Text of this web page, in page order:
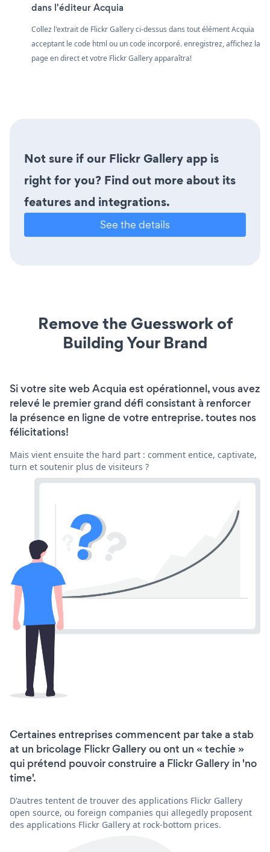
dans l'éditeur Acquia
Collez l'extrait de Flickr Gallery ci-dessus dans tout élément Acquia
acceptant le code html ou un code incorporé. enregistrez, affichez la
page en direct et votre Flickr Gallery apparaîtra!
Not sure if our Flickr Gallery app is
right for you? Find out more about its
features and integrations.
See the details
Remove the Guesswork of
Building Your Brand
Si votre site web Acquia est opérationnel, vous avez
relevé le premier grand défi consistant à renforcer
la présence en ligne de votre entreprise. toutes nos
félicitations!
Mais vient ensuite the hard part : comment entice, captivate,
turn et soutenir plus de visiteurs ?
Certaines entreprises commencent par take a stab
at un bricolage Flickr Gallery ou ont un « techie »
qui prétend pouvoir construire a Flickr Gallery in 'no
time'.
D'autres tentent de trouver des applications Flickr Gallery
open source, ou foreign companies qui allegedly proposent
des applications Flickr Gallery at rock-bottom prices.